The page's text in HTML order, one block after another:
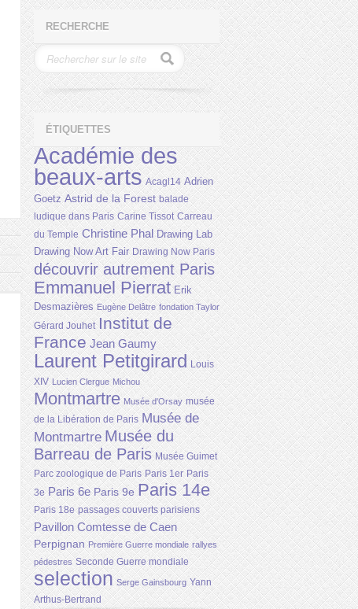
RECHERCHE
ÉTIQUETTES
Académie des
beaux-arts Acagl14 Adrien
Goetz Astrid de la Forest balade
ludique dans Paris Carine Tissot Carreau
du Temple Christine Phal Drawing Lab
Drawing Now Art Fair Drawing Now Paris
découvrir autrement Paris
Emmanuel Pierrat Erik
Desmazières Eugène Delâtre fondation Taylor
Gérard Jouhet Institut de
France Jean Gaumy
Laurent Petitgirard Louis
XIV Lucien Clergue Michou
Montmartre Musée d'Orsay musée
de la Libération de Paris Musée de
Montmartre Musée du
Barreau de Paris Musée Guimet
Parc zoologique de Paris Paris 1er Paris
3e Paris 6e Paris 9e Paris 14e
Paris 18e passages couverts parisiens
Pavillon Comtesse de Caen
Perpignan Première Guerre mondiale rallyes
pédestres Seconde Guerre mondiale
selection Serge Gainsbourg Yann
Arthus-Bertrand